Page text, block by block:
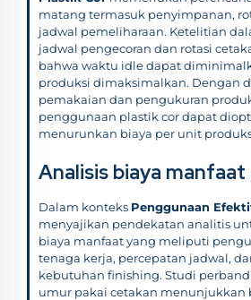
matang termasuk penyimpanan,
jadwal pemeliharaan. Ketelitian
jadwal pengecoran dan rotasi
bahwa waktu idle dapat
produksi dimaksimalkan. Dengan
pemakaian dan pengukuran
penggunaan plastik cor dapat
menurunkan biaya per unit
Analisis biaya manfaat
Dalam konteks Penggunaan
menyajikan pendekatan analitis
biaya manfaat yang meliputi
tenaga kerja, percepatan jadwal,
kebutuhan finishing. Studi
umur pakai cetakan menunjukkan